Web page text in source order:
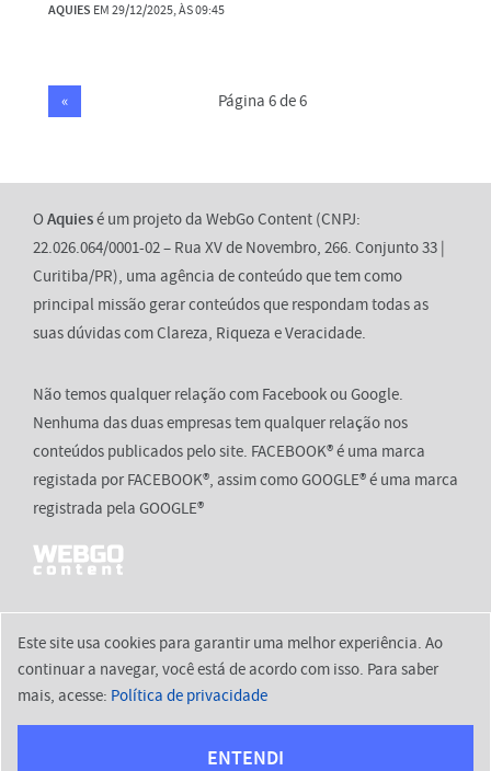
AQUIES EM 29/12/2025, ÀS 09:45
Página 6 de 6
«
OAquiesé um projeto da WebGo Content (CNPJ:
22.026.064/0001-02 – Rua XV de Novembro, 266. Conjunto 33 |
Curitiba/PR), uma agência de conteúdo que tem como
principal missão gerar conteúdos que respondam todas as
suas dúvidas com Clareza, Riqueza e Veracidade.
Não temos qualquer relação com Facebook ou Google.
Nenhuma das duas empresas tem qualquer relação nos
conteúdos publicados pelo site. FACEBOOK® é uma marca
registada por FACEBOOK®, assim como GOOGLE® é uma marca
registrada pela GOOGLE®
2026 © aquies.com.br
Início
Política de Privacidade
Este site usa cookies para garantir uma melhor experiência. Ao
continuar a navegar, você está de acordo com isso. Para saber
mais, acesse: Política de privacidade
ENTENDI